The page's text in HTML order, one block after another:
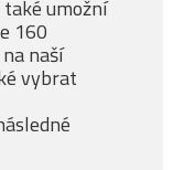
také umožní
160
naší
vybrat